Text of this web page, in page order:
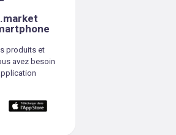
produits et
avez besoin